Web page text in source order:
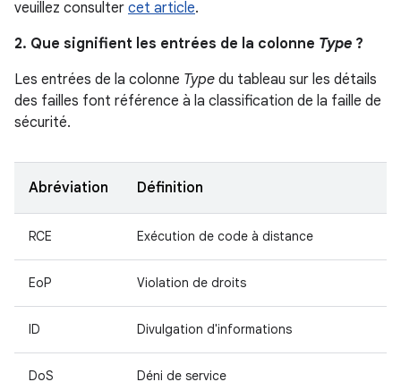
veuillez consulter cet article.
2. Que signifient les entrées de la colonne Type ?
Les entrées de la colonne Type du tableau sur les détails
des failles font référence à la classification de la faille de
sécurité.
Abréviation Définition
RCE Exécution de code à distance
EoP Violation de droits
ID Divulgation d'informations
DoS Déni de service